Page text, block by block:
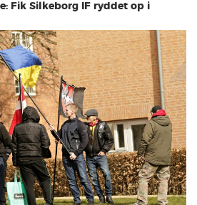
Fik Silkeborg IF ryddet op i